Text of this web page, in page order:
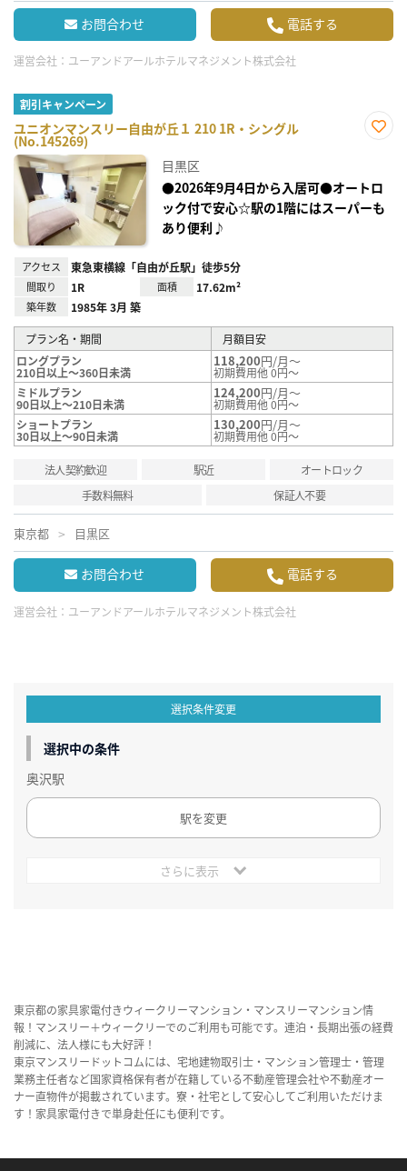
お問合わせ 電話する
運営会社： ユーアンドアールホテルマネジメント株式会社
割引キャンペーン
ユニオンマンスリー自由が丘１ 210 1R・シングル
(No.145269)
録
目黒区
●2026年9月4日から入居可●オートロ
ック付で安心☆駅の1階にはスーパーも
あり便利♪
アクセス 東急東横線「自由が丘駅」徒歩5分
間取り 1R 面積 17.62m²
築年数 1985年 3月 築
プラン名・期間
月額目安
ロングプラン
210日以上～360日未満
118,200円/月～
初期費用他 0円～
ミドルプラン
90日以上～210日未満
124,200円/月～
初期費用他 0円～
ショートプラン
30日以上～90日未満
130,200円/月～
初期費用他 0円～
法人契約歓迎 駅近
オートロック
手数料無料
保証人不要
東京都 目黒区
お問合わせ 電話する
運営会社： ユーアンドアールホテルマネジメント株式会社
選択条件変更
選択中の条件
奥沢駅
駅を変更
さらに表示
東京都の家具家電付きウィークリーマンション・マンスリーマンション情
報！マンスリー＋ウィークリーでのご利用も可能です。連泊・長期出張の経費
削減に、法人様にも大好評！
東京マンスリードットコムには、宅地建物取引士・マンション管理士・管理
業務主任者など国家資格保有者が在籍している不動産管理会社や不動産オー
ナー直物件が掲載されています。寮・社宅として安心してご利用いただけま
す！家具家電付きで単身赴任にも便利です。